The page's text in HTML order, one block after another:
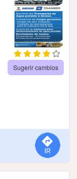
Sugerir cambios